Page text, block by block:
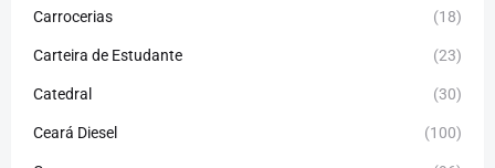
Carrocerias (18)
Carteira de Estudante (23)
Catedral (30)
Ceará Diesel (100)